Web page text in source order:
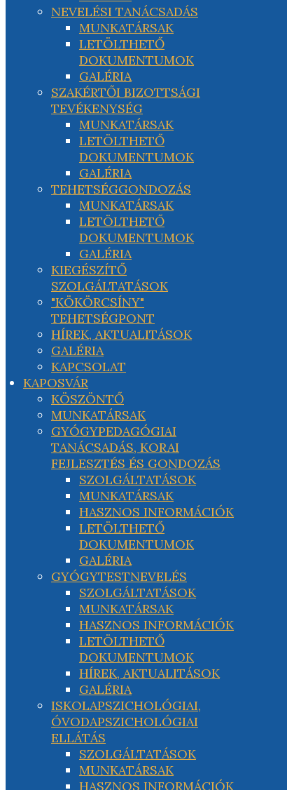
NEVELÉSI TANÁCSADÁS
MUNKATÁRSAK
LETÖLTHETŐ
DOKUMENTUMOK
GALÉRIA
SZAKÉRTŐI BIZOTTSÁGI
TEVÉKENYSÉG
MUNKATÁRSAK
LETÖLTHETŐ
DOKUMENTUMOK
GALÉRIA
TEHETSÉGGONDOZÁS
MUNKATÁRSAK
LETÖLTHETŐ
DOKUMENTUMOK
GALÉRIA
KIEGÉSZÍTŐ
SZOLGÁLTATÁSOK
"KÖKÖRCSÍNY"
TEHETSÉGPONT
HÍREK, AKTUALITÁSOK
GALÉRIA
KAPCSOLAT
KAPOSVÁR
KÖSZÖNTŐ
MUNKATÁRSAK
GYÓGYPEDAGÓGIAI
TANÁCSADÁS, KORAI
FEJLESZTÉS ÉS GONDOZÁS
SZOLGÁLTATÁSOK
MUNKATÁRSAK
HASZNOS INFORMÁCIÓK
LETÖLTHETŐ
DOKUMENTUMOK
GALÉRIA
GYÓGYTESTNEVELÉS
SZOLGÁLTATÁSOK
MUNKATÁRSAK
HASZNOS INFORMÁCIÓK
LETÖLTHETŐ
DOKUMENTUMOK
HÍREK, AKTUALITÁSOK
GALÉRIA
ISKOLAPSZICHOLÓGIAI,
ÓVODAPSZICHOLÓGIAI
ELLÁTÁS
SZOLGÁLTATÁSOK
MUNKATÁRSAK
HASZNOS INFORMÁCIÓK